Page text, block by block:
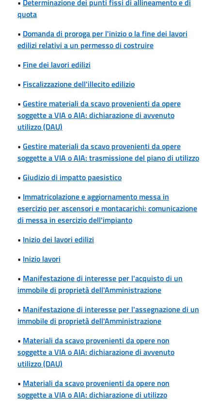
quota
• Domanda di proroga per l'inizio o la fine dei lavori
edilizi relativi a un permesso di costruire
• Fine dei lavori edilizi
• Fiscalizzazione dell'illecito edilizio
• Gestire materiali da scavo provenienti da opere
soggette a VIA o AIA: dichiarazione di avvenuto
utilizzo (DAU)
• Gestire materiali da scavo provenienti da opere
soggette a VIA o AIA: trasmissione del piano di utilizzo
• Giudizio di impatto paesistico
• Immatricolazione e aggiornamento messa in
esercizio per ascensori e montacarichi: comunicazione
di messa in esercizio dell'impianto
• Inizio dei lavori edilizi
• Inizio lavori
• Manifestazione di interesse per l'acquisto di un
immobile di proprietà dell'Amministrazione
• Manifestazione di interesse per l'assegnazione di un
immobile di proprietà dell'Amministrazione
• Materiali da scavo provenienti da opere non
soggette a VIA o AIA: dichiarazione di avvenuto
utilizzo (DAU)
• Materiali da scavo provenienti da opere non
soggette a VIA o AIA: dichiarazione di utilizzo